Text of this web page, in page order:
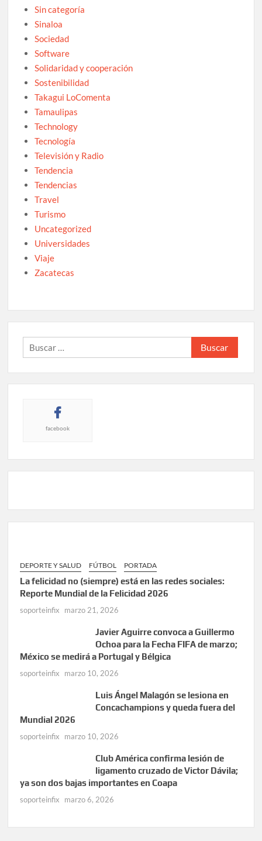
Sin categoría
Sinaloa
Sociedad
Software
Solidaridad y cooperación
Sostenibilidad
Takagui LoComenta
Tamaulipas
Technology
Tecnología
Televisión y Radio
Tendencia
Tendencias
Travel
Turismo
Uncategorized
Universidades
Viaje
Zacatecas
Buscar:
facebook
DEPORTE Y SALUD FÚTBOL PORTADA
La felicidad no (siempre) está en las redes sociales:
Reporte Mundial de la Felicidad 2026
soporteinfix marzo 21, 2026
Javier Aguirre convoca a Guillermo
Ochoa para la Fecha FIFA de marzo;
México se medirá a Portugal y Bélgica
soporteinfix marzo 10, 2026
Luis Ángel Malagón se lesiona en
Concachampions y queda fuera del
Mundial 2026
soporteinfix marzo 10, 2026
Club América confirma lesión de
ligamento cruzado de Victor Dávila;
ya son dos bajas importantes en Coapa
soporteinfix marzo 6, 2026